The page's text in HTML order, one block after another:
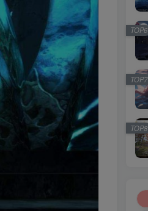
TOP6
TOP7
TOP8